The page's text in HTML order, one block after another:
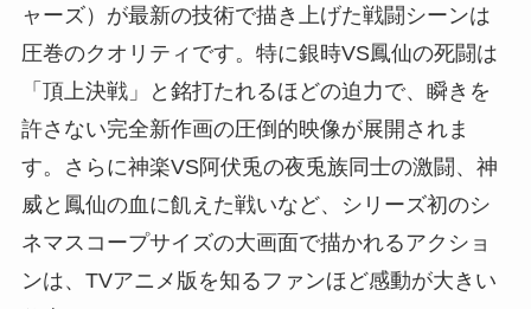
ャーズ）が最新の技術で描き上げた戦闘シーンは
圧巻のクオリティです。特に銀時VS鳳仙の死闘は
「頂上決戦」と銘打たれるほどの迫力で、瞬きを
許さない完全新作画の圧倒的映像が展開されま
す。さらに神楽VS阿伏兎の夜兎族同士の激闘、神
威と鳳仙の血に飢えた戦いなど、シリーズ初のシ
ネマスコープサイズの大画面で描かれるアクショ
ンは、TVアニメ版を知るファンほど感動が大きい